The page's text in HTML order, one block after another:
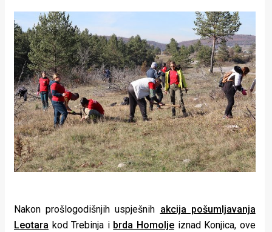
koje
rade
Urban
Places
Aktivizam
Aktuelnosti
Promo
Urban
Nakon prošlogodišnjih uspješnih akcija pošumljavanja
Leotara kod Trebinja i brda Homoljeiznad Konjica, ove